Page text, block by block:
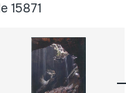
15871